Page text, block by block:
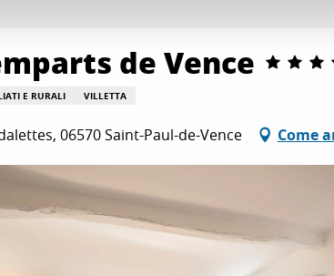
de Vence
E RURALI VILLETTA
06570 Saint-Paul-de-Vence Come